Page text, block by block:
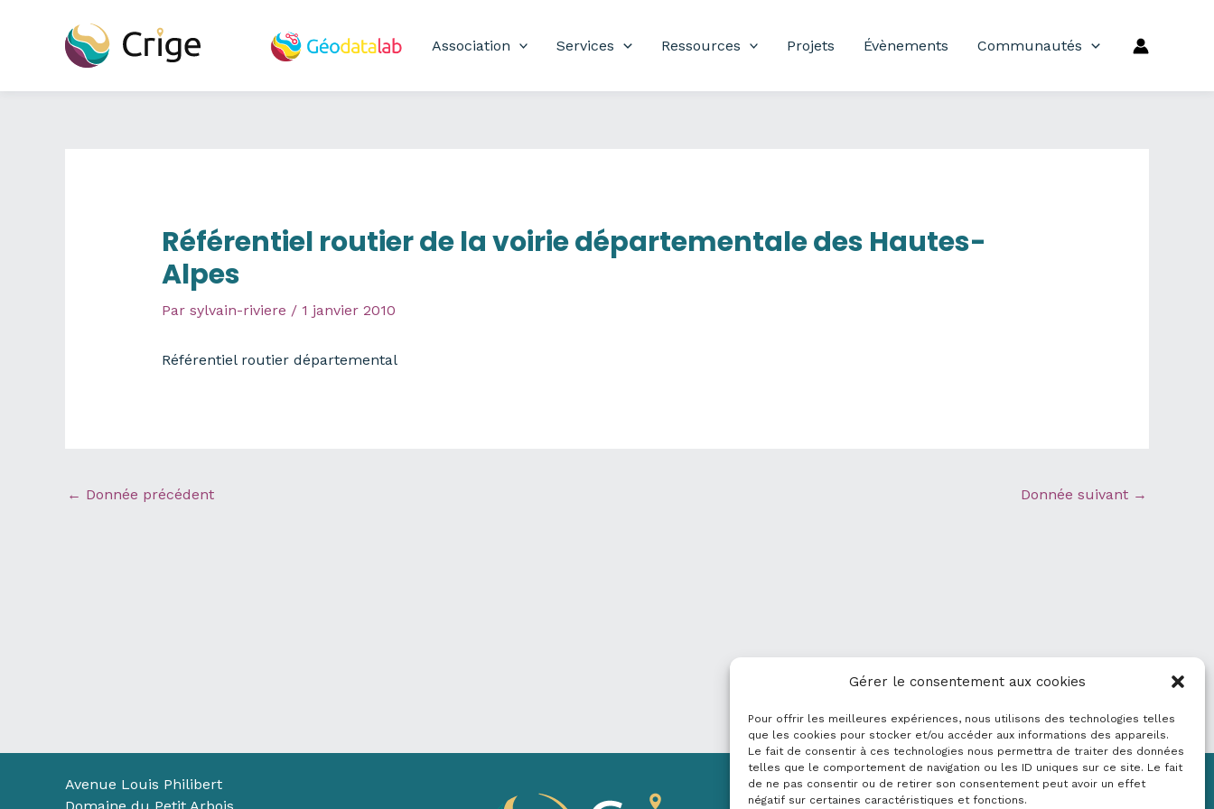
Gérer le consentement aux cookies
Pour offrir les meilleures expériences, nous utilisons des technologies telles
que les cookies pour stocker et/ou accéder aux informations des appareils.
Le fait de consentir à ces technologies nous permettra de traiter des données
telles que le comportement de navigation ou les ID uniques sur ce site. Le fait
de ne pas consentir ou de retirer son consentement peut avoir un effet
négatif sur certaines caractéristiques et fonctions.
Association Services Ressources Projets Évènements Communautés
Référentiel routier de la voirie départementale des Hautes-
Alpes
Par sylvain-riviere / 1 janvier 2010
Référentiel routier départemental
← Donnée précédent Donnée suivant →
Avenue Louis Philibert
Mentions légales